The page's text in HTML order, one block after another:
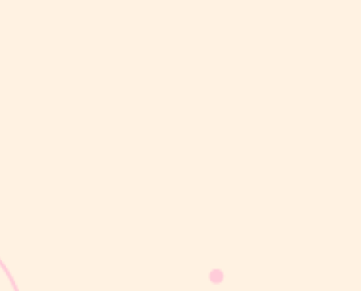
kulit bayi baru lahir sering kali membuat Mom & Dad khawatir.
Tidak jarang lapisan ini dianggap sebagai kotoran atau sisa cairan